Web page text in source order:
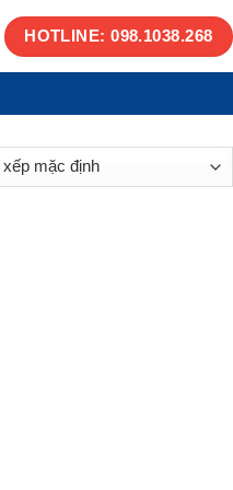
HOTLINE: 098.1038.268